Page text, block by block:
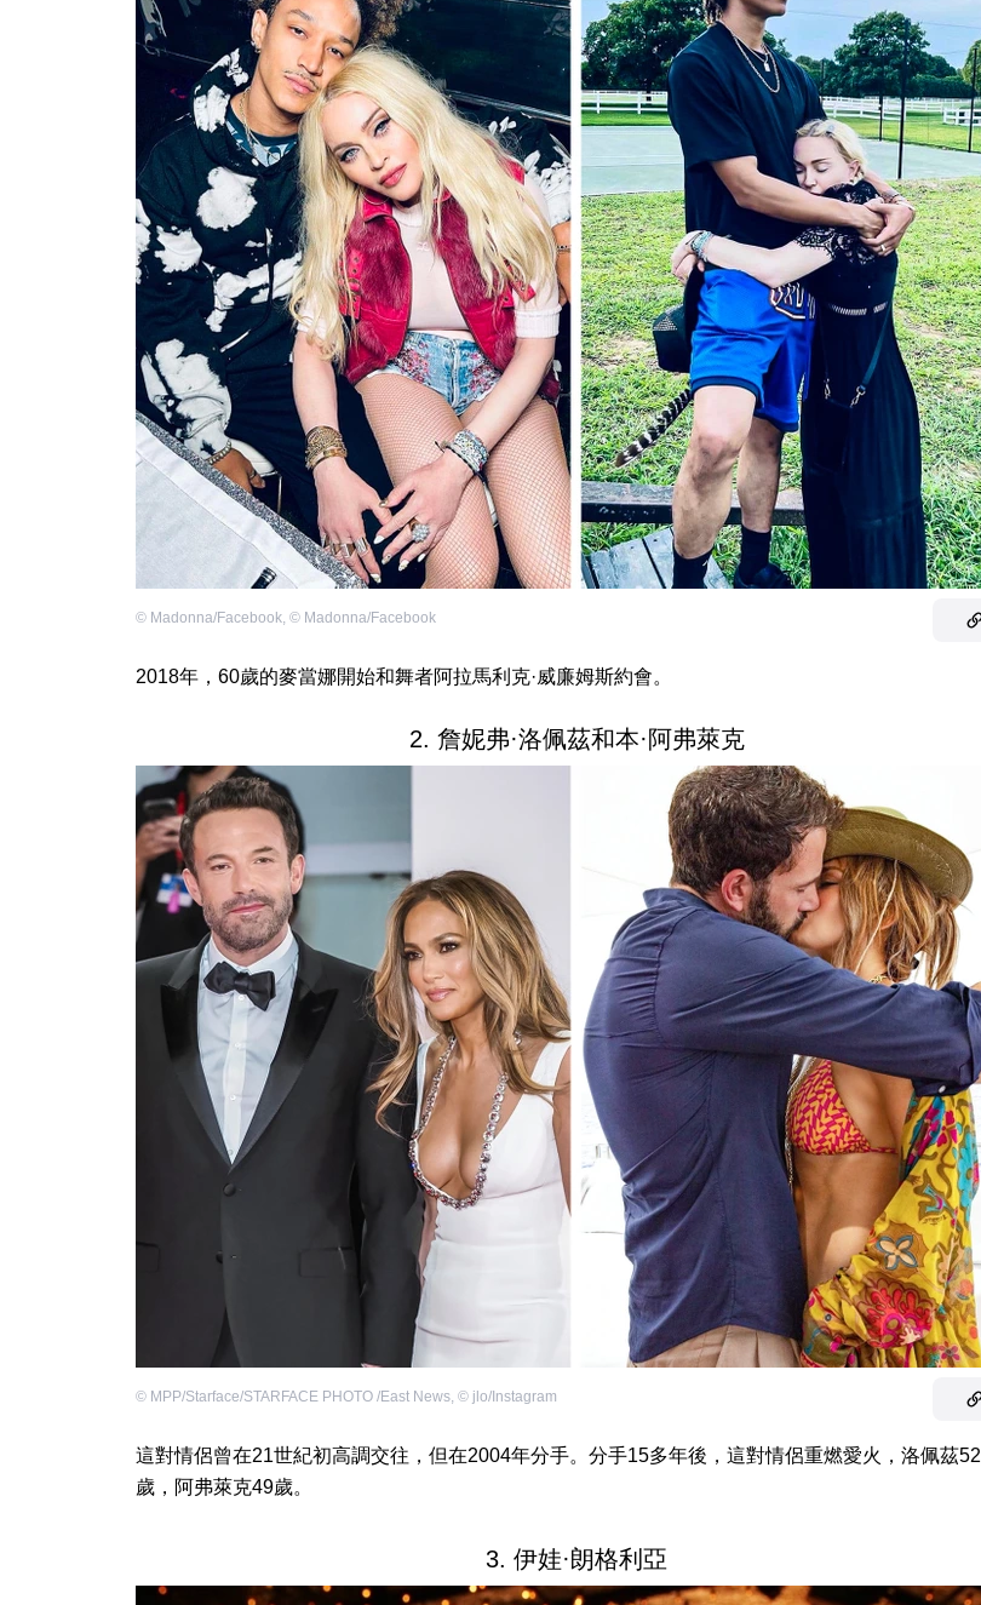
© Madonna/Facebook, © Madonna/Facebook
2018年，60歲的麥當娜開始和舞者阿拉馬利克·威廉姆斯約會。
2. 詹妮弗·洛佩茲和本·阿弗萊克
© MPP/Starface/STARFACE PHOTO /East News, © jlo/Instagram
這對情侶曾在21世紀初高調交往，但在2004年分手。分手15多年後，這對情侶重燃愛火，洛佩茲52
歲，阿弗萊克49歲。
3. 伊娃·朗格利亞